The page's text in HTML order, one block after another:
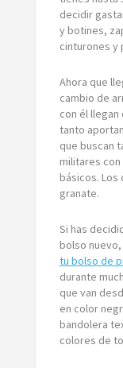
decidir
y botines,
cinturones y
Ahora que
cambio de
con él
tanto
que buscan
militares
básicos. Los
granate.
Si has
bolso
tu bolso de
durante
que van
en color
bandolera
colores de